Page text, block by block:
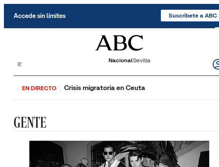
Accede sin límites Suscríbete a ABC
NacionalSevilla
EN DIRECTO Crisis migratoria en Ceuta
GENTE